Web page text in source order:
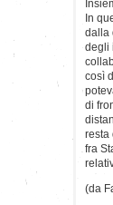
In
dalla
degli
così
di
resta
fra
(da